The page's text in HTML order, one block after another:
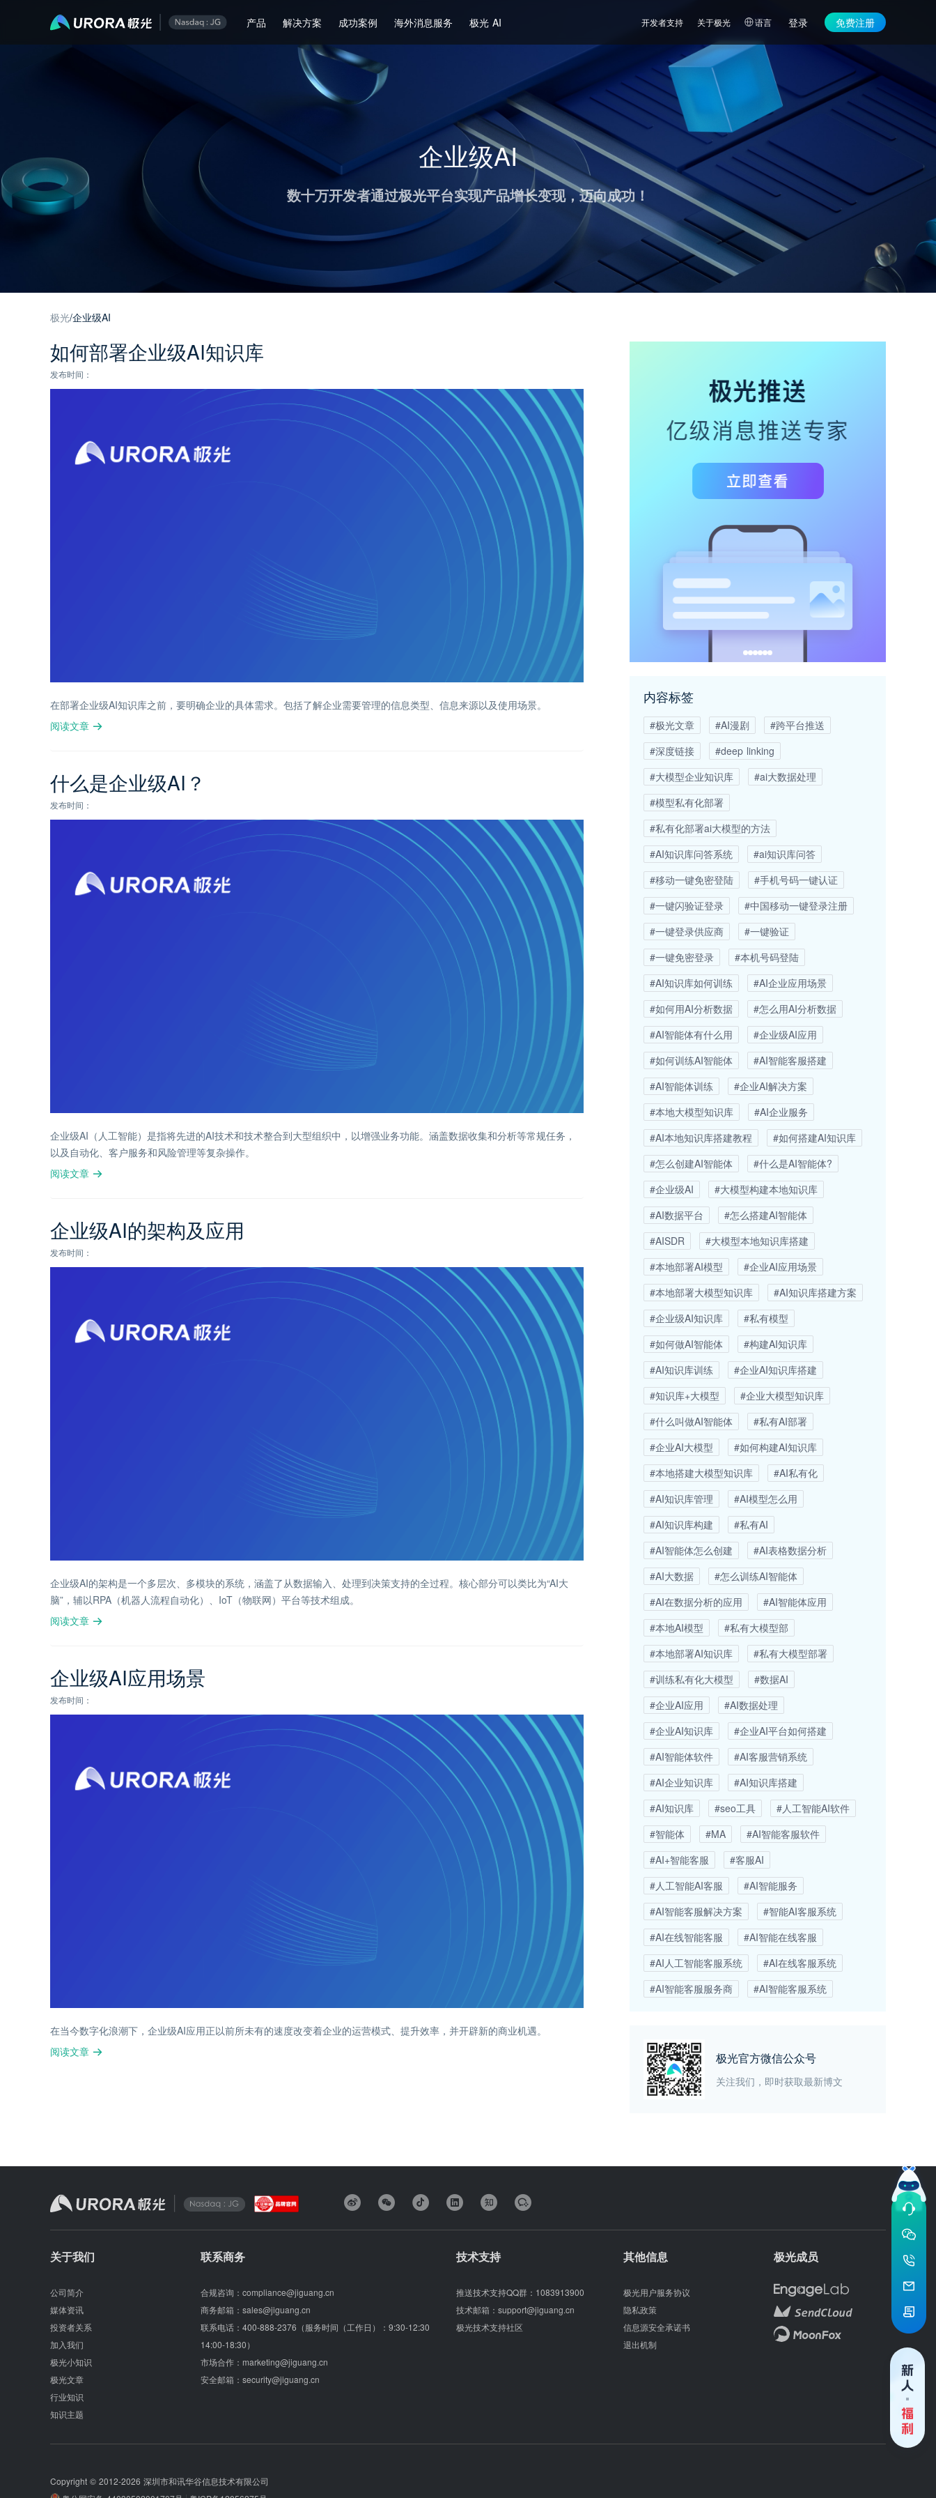
产品 解决方案 成功案例 海外消息服务 极光 AI 开发者支持 关于极光 语言 登录 免费注册
企业级AI
数十万开发者通过极光平台实现产品增长变现，迈向成功！
极光/企业级AI
如何部署企业级AI知识库
发布时间：
在部署企业级AI知识库之前，要明确企业的具体需求。包括了解企业需要管理的信息类型、信息来源以及使用场景。
阅读文章
什么是企业级AI？
发布时间：
企业级AI（人工智能）是指将先进的AI技术和技术整合到大型组织中，以增强业务功能。涵盖数据收集和分析等常规任务，
以及自动化、客户服务和风险管理等复杂操作。
阅读文章
企业级AI的架构及应用
发布时间：
企业级AI的架构是一个多层次、多模块的系统，涵盖了从数据输入、处理到决策支持的全过程。核心部分可以类比为“AI大
脑”，辅以RPA（机器人流程自动化）、IoT（物联网）平台等技术组成。
阅读文章
企业级AI应用场景
发布时间：
在当今数字化浪潮下，企业级AI应用正以前所未有的速度改变着企业的运营模式、提升效率，并开辟新的商业机遇。
阅读文章
内容标签
#极光文章 #AI漫剧
#跨平台推送
#深度链接
#deep linking
#大模型企业知识库
#ai大数据处理
#模型私有化部署
#私有化部署ai大模型的方法
#AI知识库问答系统
#ai知识库问答
#移动一键免密登陆
#手机号码一键认证
#一键闪验证登录
#中国移动一键登录注册
#一键登录供应商
#一键验证
#一键免密登录
#本机号码登陆
#AI知识库如何训练
#AI企业应用场景
#如何用AI分析数据
#怎么用AI分析数据
#AI智能体有什么用
#企业级AI应用
#如何训练AI智能体
#AI智能客服搭建
#AI智能体训练
#企业AI解决方案
#本地大模型知识库
#AI企业服务
#AI本地知识库搭建教程
#如何搭建AI知识库
#怎么创建AI智能体
#什么是AI智能体?
#企业级AI
#大模型构建本地知识库
#AI数据平台
#怎么搭建AI智能体
#AISDR
#大模型本地知识库搭建
#本地部署AI模型
#企业AI应用场景
#本地部署大模型知识库
#AI知识库搭建方案
#企业级AI知识库
#私有模型
#如何做AI智能体
#构建AI知识库
#AI知识库训练
#企业AI知识库搭建
#知识库+大模型
#企业大模型知识库
#什么叫做AI智能体
#私有AI部署
#企业AI大模型
#如何构建AI知识库
#本地搭建大模型知识库
#AI私有化
#AI知识库管理
#AI模型怎么用
#AI知识库构建
#私有AI
#AI智能体怎么创建
#AI表格数据分析
#AI大数据
#怎么训练AI智能体
#AI在数据分析的应用
#AI智能体应用
#本地AI模型
#私有大模型部
#本地部署AI知识库
#私有大模型部署
#训练私有化大模型
#数据AI
#企业AI应用
#AI数据处理
#企业AI知识库
#企业AI平台如何搭建
#AI智能体软件
#AI客服营销系统
#AI企业知识库
#AI知识库搭建
#AI知识库
#seo工具
#人工智能AI软件
#智能体
#MA
#AI智能客服软件
#AI+智能客服
#客服AI
#人工智能AI客服
#AI智能服务
#AI智能客服解决方案
#智能AI客服系统
#AI在线智能客服
#AI智能在线客服
#AI人工智能客服系统
#AI在线客服系统
#AI智能客服服务商
#AI智能客服系统
极光官方微信公众号
关注我们，即时获取最新博文
关于我们
公司简介
媒体资讯
投资者关系
加入我们
极光小知识
极光文章
行业知识
知识主题
联系商务
合规咨询： compliance@jiguang.cn
商务邮箱： sales@jiguang.cn
联系电话： 400-888-2376（服务时间（工作日）：9:30-12:30
14:00-18:30）
市场合作： marketing@jiguang.cn
安全邮箱： security@jiguang.cn
技术支持
推送技术支持QQ群： 1083913900
技术邮箱： support@jiguang.cn
极光技术支持社区
其他信息
极光用户服务协议
隐私政策
信息源安全承诺书
退出机制
极光成员
Copyright © 2012-2026 深圳市和讯华谷信息技术有限公司